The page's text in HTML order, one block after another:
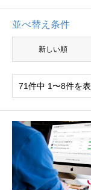
並べ替え条件
新しい順
71件中 1〜8件を